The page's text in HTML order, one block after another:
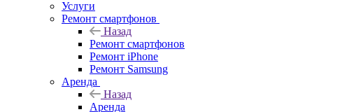
Услуги
Ремонт смартфонов
Назад
Ремонт смартфонов
Ремонт iPhone
Ремонт Samsung
Аренда
Назад
Аренда